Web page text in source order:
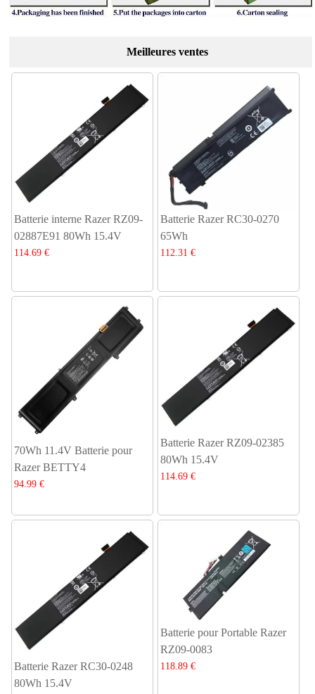
Meilleures ventes
Batterie interne Razer RZ09-
02887E91 80Wh 15.4V
114.69 €
Batterie Razer RC30-0270
65Wh
112.31 €
70Wh 11.4V Batterie pour
Razer BETTY4
94.99 €
Batterie Razer RZ09-02385
80Wh 15.4V
114.69 €
Batterie Razer RC30-0248
80Wh 15.4V
Batterie pour Portable Razer
RZ09-0083
118.89 €